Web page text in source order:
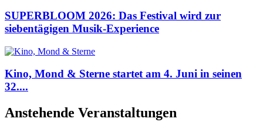
SUPERBLOOM 2026: Das Festival wird zur
siebentägigen Musik-Experience
Kino, Mond & Sterne startet am 4. Juni in seinen
32....
Anstehende Veranstaltungen